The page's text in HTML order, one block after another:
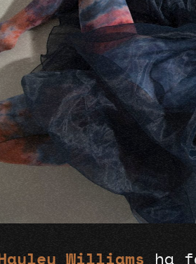
Hayley Williams ha